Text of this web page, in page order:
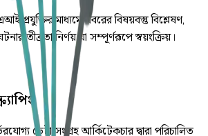
প্রযুক্তির মাধ্যমে খবরের বিষয়বস্তু বিশ্লেষণ,
তীব্রতা নির্ণয় যা সম্পূর্ণরূপে স্বয়ংক্রিয়।
ডেটা সংগ্রহ আর্কিটেকচার দ্বারা পরিচালিত